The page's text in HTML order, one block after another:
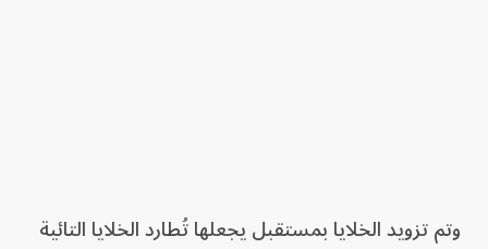
وتم تزويد الخلايا بمستقبل يجعلها تُطارد الخلايا التائية